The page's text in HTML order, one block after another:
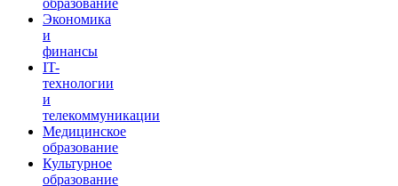
Экономика
и
финансы
IT-
технологии
и
телекоммуникации
Медицинское
образование
Культурное
образование